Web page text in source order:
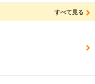
すべて見る